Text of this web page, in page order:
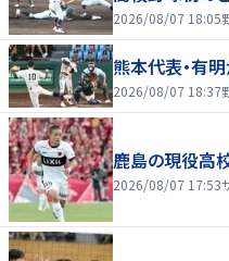
2026/08/07 18:05
熊本代表・有
2026/08/07 18:37
鹿島の現役高
2026/08/07 17:53